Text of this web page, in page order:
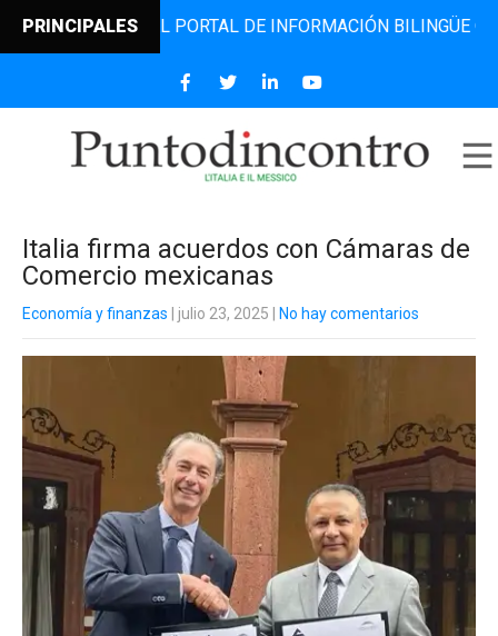
PRINCIPALESEL PORTAL DE INFORMACIÓN BILINGÜE QUE
Italia firma acuerdos con Cámaras de
Comercio mexicanas
Economía y finanzas | julio 23, 2025 No hay comentarios